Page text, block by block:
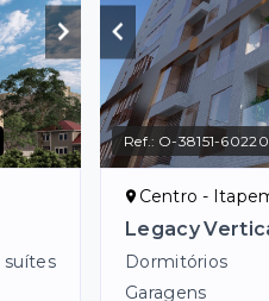
suítes
Ref.: O-38151-60220
Centro -
Legacy
Dormitórios
Garagens